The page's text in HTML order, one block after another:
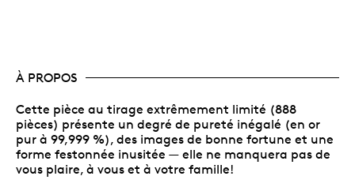
À PROPOS
Cette pièce au tirage extrêmement limité (888
pièces) présente un degré de pureté inégalé (en or
pur à 99,999 %), des images de bonne fortune et une
forme festonnée inusitée — elle ne manquera pas de
vous plaire, à vous et à votre famille!